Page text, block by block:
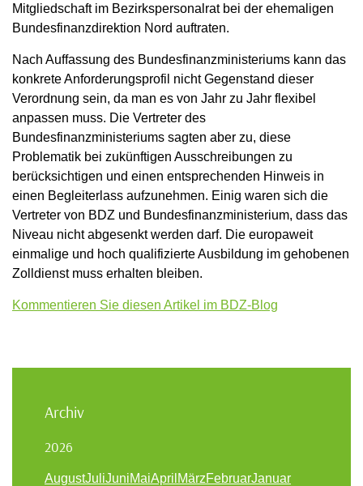
Mitgliedschaft im Bezirkspersonalrat bei der ehemaligen
Bundesfinanzdirektion Nord auftraten.
Nach Auffassung des Bundesfinanzministeriums kann das
konkrete Anforderungsprofil nicht Gegenstand dieser
Verordnung sein, da man es von Jahr zu Jahr flexibel
anpassen muss. Die Vertreter des
Bundesfinanzministeriums sagten aber zu, diese
Problematik bei zukünftigen Ausschreibungen zu
berücksichtigen und einen entsprechenden Hinweis in
einen Begleiterlass aufzunehmen. Einig waren sich die
Vertreter von BDZ und Bundesfinanzministerium, dass das
Niveau nicht abgesenkt werden darf. Die europaweit
einmalige und hoch qualifizierte Ausbildung im gehobenen
Zolldienst muss erhalten bleiben.
Kommentieren Sie diesen Artikel im BDZ-Blog
Archiv
2026
AugustJuliJuniMaiApril MärzFebruarJanuar